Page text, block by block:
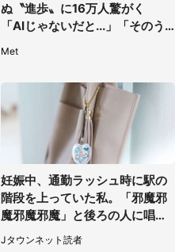
ぬ〝進歩〟に16万人驚がく
「AIじゃないだと...」「そのう
Met
妊娠中、通勤ラッシュ時に駅の
階段を上っていた私。「邪魔邪
魔邪魔邪魔」と後ろの人に唱え
られて（神奈川県・30代女性）
Jタウンネット読者